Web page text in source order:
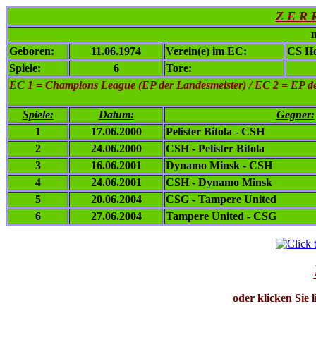
Z E R
Geboren:
11.06.1974 Verein(e) im EC:
CS
Spiele:
6
Tore:
EC 1 = Champions League (EP der Landesmeister) / EC 2 = EP
Spiele: Datum:
Gegner:
1
17.06.2000
Pelister Bitola - CSH
2
24.06.2000
CSH - Pelister Bitola
3
16.06.2001
Dynamo Minsk - CSH
4
24.06.2001
CSH - Dynamo Minsk
5
20.06.2004
CSG - Tampere United
6
27.06.2004 Tampere United - CSG
oder klicken Sie